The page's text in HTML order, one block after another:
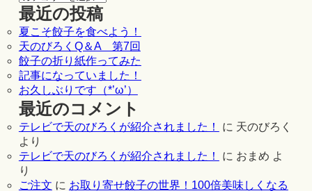
最近の投稿
夏こそ餃子を食べよう！
天のびろくQ＆A 第7回
餃子の折り紙作ってみた
記事になっていました！
お久しぶりです（*’ω’）
最近のコメント
テレビで天のびろくが紹介されました！ に 天のびろく
より
テレビで天のびろくが紹介されました！
に おまめ よ
り
ご注文 に お取り寄せ餃子の世界！100倍美味しくなる